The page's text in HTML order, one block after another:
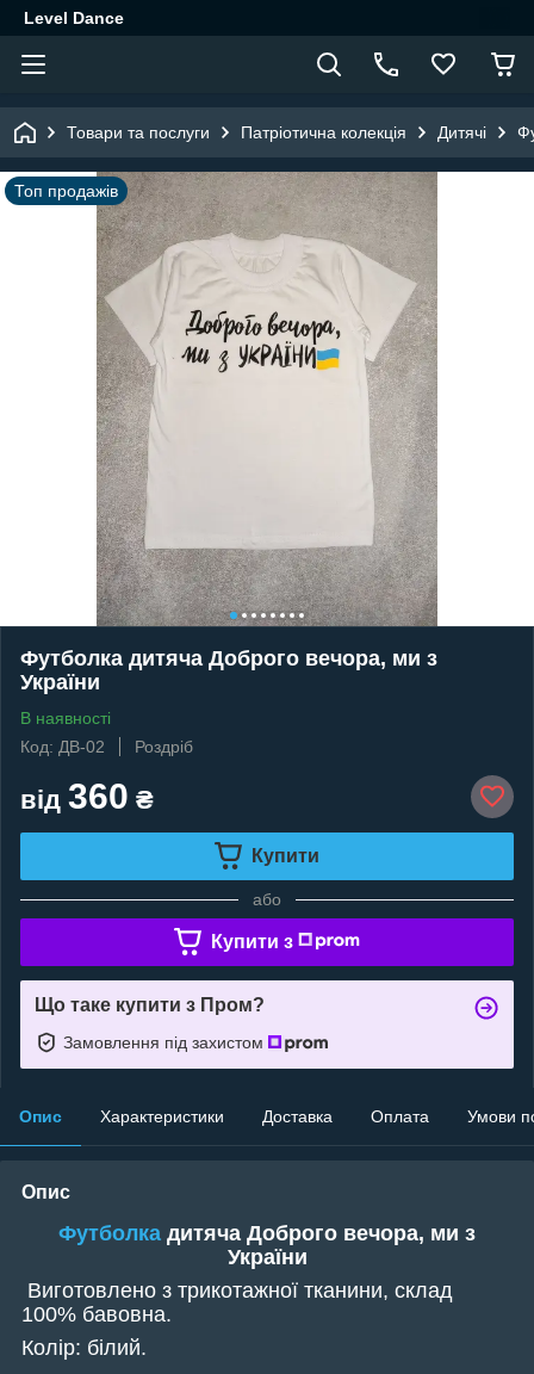
Level Dance
Товари та послуги Патріотична колекція Дитячі
Топ продажів
Футболка дитяча Доброго вечора, ми з
України
В наявності
Код: ДВ-02
Роздріб
від 360 ₴
Купити
або
Купити з
Що таке купити з Пром?
Замовлення під захистом
Опис Характеристики Доставка Оплата Умови
Опис
Футболка дитяча Доброго вечора, ми з
України
Виготовлено з трикотажної тканини, склад
100% бавовна.
Колір: білий.